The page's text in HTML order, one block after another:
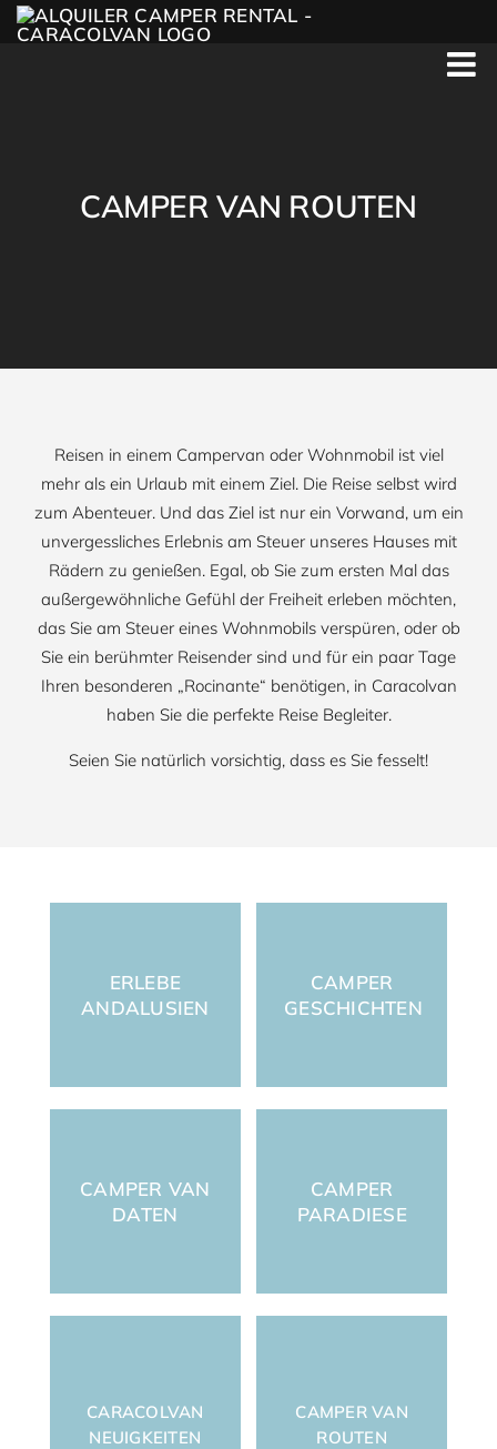
Skip
CAMPER VAN ROUTEN
Reisen in einem Campervan oder Wohnmobil ist viel
mehr als ein Urlaub mit einem Ziel. Die Reise selbst wird
zum Abenteuer. Und das Ziel ist nur ein Vorwand, um ein
unvergessliches Erlebnis am Steuer unseres Hauses mit
Rädern zu genießen. Egal, ob Sie zum ersten Mal das
außergewöhnliche Gefühl der Freiheit erleben möchten,
das Sie am Steuer eines Wohnmobils verspüren, oder ob
Sie ein berühmter Reisender sind und für ein paar Tage
Ihren besonderen „Rocinante“ benötigen, in Caracolvan
haben Sie die perfekte Reise Begleiter.
Seien Sie natürlich vorsichtig, dass es Sie fesselt!
ERLEBE
ANDALUSIEN
CAMPER
GESCHICHTEN
CAMPER VAN
DATEN
CAMPER
PARADIESE
CARACOLVAN
NEUIGKEITEN
CAMPER VAN
ROUTEN